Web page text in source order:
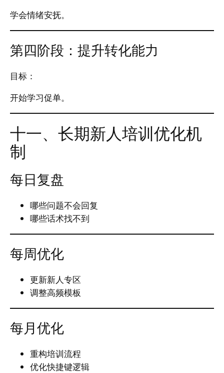
学会情绪安抚。
第四阶段：提升转化能力
目标：
开始学习促单。
十一、长期新人培训优化机
制
每日复盘
哪些问题不会回复
哪些话术找不到
每周优化
更新新人专区
调整高频模板
每月优化
重构培训流程
优化快捷键逻辑